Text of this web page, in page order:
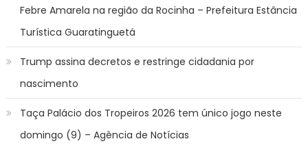
Febre Amarela na região da Rocinha – Prefeitura Estância
Turística Guaratinguetá
Trump assina decretos e restringe cidadania por
nascimento
Taça Palácio dos Tropeiros 2026 tem único jogo neste
domingo (9) – Agência de Notícias